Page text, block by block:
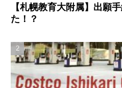
【札幌教育大附属】出願
た！？